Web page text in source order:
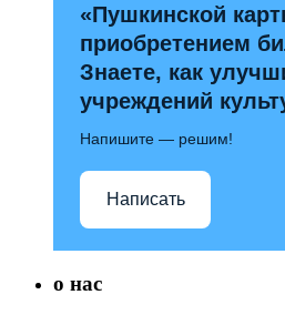
«Пушкинской
приобретением
Знаете, как
учреждений
Напишите — решим!
Написать
о нас